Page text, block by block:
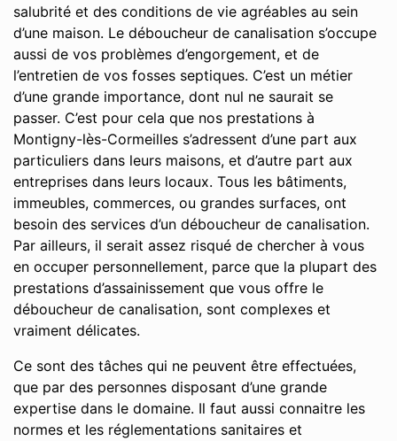
salubrité et des conditions de vie agréables au sein
d’une maison. Le déboucheur de canalisation s’occupe
aussi de vos problèmes d’engorgement, et de
l’entretien de vos fosses septiques. C’est un métier
d’une grande importance, dont nul ne saurait se
passer. C’est pour cela que nos prestations à
Montigny-lès-Cormeilles s’adressent d’une part aux
particuliers dans leurs maisons, et d’autre part aux
entreprises dans leurs locaux. Tous les bâtiments,
immeubles, commerces, ou grandes surfaces, ont
besoin des services d’un déboucheur de canalisation.
Par ailleurs, il serait assez risqué de chercher à vous
en occuper personnellement, parce que la plupart des
prestations d’assainissement que vous offre le
déboucheur de canalisation, sont complexes et
vraiment délicates.
Ce sont des tâches qui ne peuvent être effectuées,
que par des personnes disposant d’une grande
expertise dans le domaine. Il faut aussi connaitre les
normes et les réglementations sanitaires et